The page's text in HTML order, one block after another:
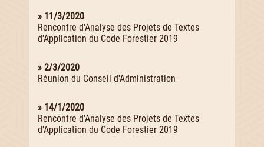
» 11/3/2020
Rencontre d'Analyse des Projets de Textes
d'Application du Code Forestier 2019
» 2/3/2020
Réunion du Conseil d'Administration
» 14/1/2020
Rencontre d'Analyse des Projets de Textes
d'Application du Code Forestier 2019